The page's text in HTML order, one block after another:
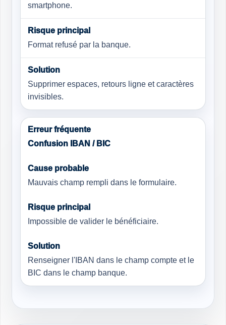
smartphone.
Format refusé par la banque.
Supprimer espaces, retours ligne et caractères
invisibles.
Confusion IBAN / BIC
Mauvais champ rempli dans le formulaire.
Impossible de valider le bénéficiaire.
Renseigner l'IBAN dans le champ compte et le
BIC dans le champ banque.